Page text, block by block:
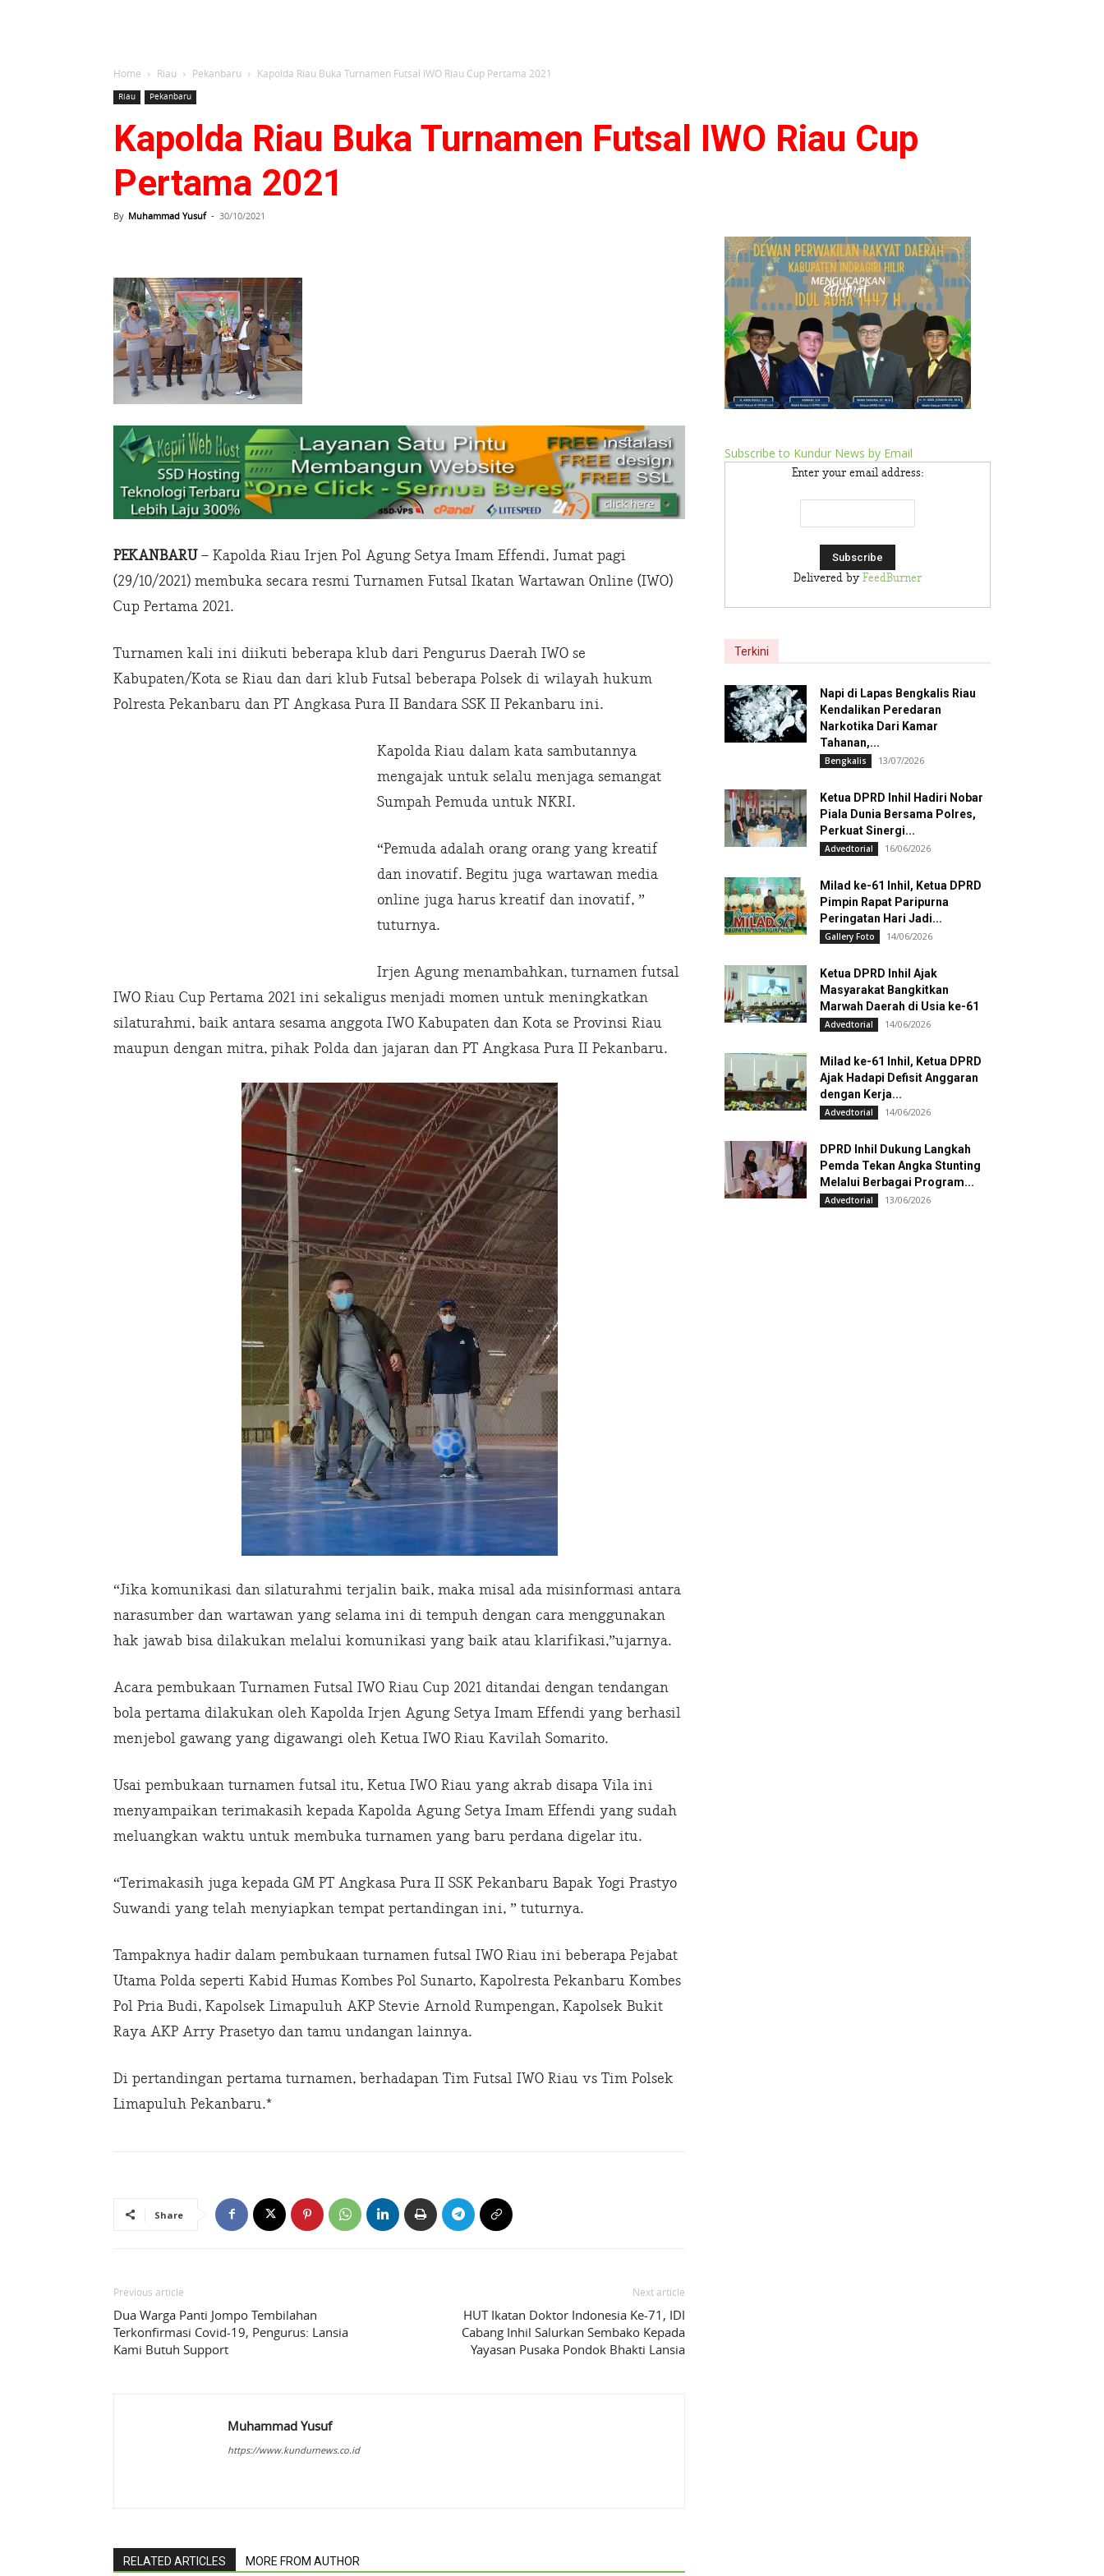
Home Riau Pekanbaru Kapolda Riau Buka Turnamen Futsal IWO Riau Cup Pertama 2021
Riau Pekanbaru
Kapolda Riau Buka Turnamen Futsal IWO Riau Cup
Pertama 2021
By Muhammad Yusuf - 30/10/2021
PEKANBARU– Kapolda Riau Irjen Pol Agung Setya Imam Effendi, Jumat pagi
(29/10/2021) membuka secara resmi Turnamen Futsal Ikatan Wartawan Online (IWO)
Cup Pertama 2021.
Turnamen kali ini diikuti beberapa klub dari Pengurus Daerah IWO se
Kabupaten/Kota se Riau dan dari klub Futsal beberapa Polsek di wilayah hukum
Polresta Pekanbaru dan PT Angkasa Pura II Bandara SSK II Pekanbaru ini.
Kapolda Riau dalam kata sambutannya
mengajak untuk selalu menjaga semangat
Sumpah Pemuda untuk NKRI.
“Pemuda adalah orang orang yang kreatif
dan inovatif. Begitu juga wartawan media
online juga harus kreatif dan inovatif, ”
tuturnya.
Irjen Agung menambahkan, turnamen futsal
IWO Riau Cup Pertama 2021 ini sekaligus menjadi momen untuk meningkatkan
silaturahmi, baik antara sesama anggota IWO Kabupaten dan Kota se Provinsi Riau
maupun dengan mitra, pihak Polda dan jajaran dan PT Angkasa Pura II Pekanbaru.
“Jika komunikasi dan silaturahmi terjalin baik, maka misal ada misinformasi antara
narasumber dan wartawan yang selama ini di tempuh dengan cara menggunakan
hak jawab bisa dilakukan melalui komunikasi yang baik atau klarifikasi,”ujarnya.
Acara pembukaan Turnamen Futsal IWO Riau Cup 2021 ditandai dengan tendangan
bola pertama dilakukan oleh Kapolda Irjen Agung Setya Imam Effendi yang berhasil
menjebol gawang yang digawangi oleh Ketua IWO Riau Kavilah Somarito.
Usai pembukaan turnamen futsal itu, Ketua IWO Riau yang akrab disapa Vila ini
menyampaikan terimakasih kepada Kapolda Agung Setya Imam Effendi yang sudah
meluangkan waktu untuk membuka turnamen yang baru perdana digelar itu.
“Terimakasih juga kepada GM PT Angkasa Pura II SSK Pekanbaru Bapak Yogi Prastyo
Suwandi yang telah menyiapkan tempat pertandingan ini, ” tuturnya.
Tampaknya hadir dalam pembukaan turnamen futsal IWO Riau ini beberapa Pejabat
Utama Polda seperti Kabid Humas Kombes Pol Sunarto, Kapolresta Pekanbaru Kombes
Pol Pria Budi, Kapolsek Limapuluh AKP Stevie Arnold Rumpengan, Kapolsek Bukit
Raya AKP Arry Prasetyo dan tamu undangan lainnya.
Di pertandingan pertama turnamen, berhadapan Tim Futsal IWO Riau vs Tim Polsek
Limapuluh Pekanbaru.*
Share
Previous article
Dua Warga Panti Jompo Tembilahan
Terkonfirmasi Covid-19, Pengurus: Lansia
Kami Butuh Support
Next article
HUT Ikatan Doktor Indonesia Ke-71, IDI
Cabang Inhil Salurkan Sembako Kepada
Yayasan Pusaka Pondok Bhakti Lansia
Muhammad Yusuf
https://www.kundurnews.co.id
RELATED ARTICLES MORE FROM AUTHOR
Subscribe to Kundur News by Email
Enter your email address:
Delivered by FeedBurner
Terkini
Napi di Lapas Bengkalis Riau
Kendalikan Peredaran
Narkotika Dari Kamar
Tahanan,...
Bengkalis 13/07/2026
Ketua DPRD Inhil Hadiri Nobar
Piala Dunia Bersama Polres,
Perkuat Sinergi...
Advedtorial 16/06/2026
Milad ke-61 Inhil, Ketua DPRD
Pimpin Rapat Paripurna
Peringatan Hari Jadi...
Gallery Foto 14/06/2026
Ketua DPRD Inhil Ajak
Masyarakat Bangkitkan
Marwah Daerah di Usia ke-61
Advedtorial 14/06/2026
Milad ke-61 Inhil, Ketua DPRD
Ajak Hadapi Defisit Anggaran
dengan Kerja...
Advedtorial 14/06/2026
DPRD Inhil Dukung Langkah
Pemda Tekan Angka Stunting
Melalui Berbagai Program...
Advedtorial 13/06/2026